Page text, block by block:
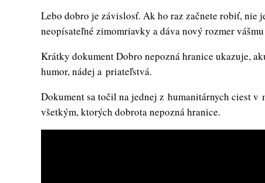
Lebo dobro je závislosť. Ak ho raz začnete robiť, nie
neopísateľné zimomriavky a dáva nový rozmer
Krátky dokument Dobro nepozná hranice ukazuje,
humor, nádej a priateľstvá.
Dokument sa točil na jednej z humanitárnych ciest v
všetkým, ktorých dobrota nepozná hranice.